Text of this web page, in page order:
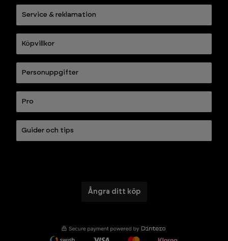
Service & reklamation
Köpvillkor
Personuppgifter
Pro
Guider och tips
Ångra ditt köp